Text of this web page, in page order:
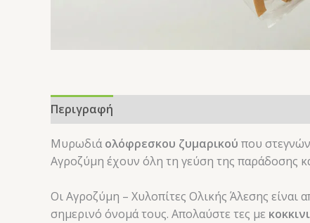
Περιγραφή
Μυρωδιάολόφρεσκου ζυμαρικού που
Αγροζύμη έχουν όλη τη γεύση της παράδοσης
Οι Αγροζύμη – Χυλοπίτες Ολικής Άλεσης είναι
σημερινό όνομά τους. Απολαύστε τες με